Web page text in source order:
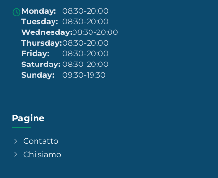
Monday:
08:30-20:00
Tuesday: 08:30-20:00
Wednesday:08:30-20:00
Thursday:08:30-20:00
Friday:
08:30-20:00
Saturday: 08:30-20:00
Sunday:
09:30-19:30
Pagine
Contatto
Chi siamo